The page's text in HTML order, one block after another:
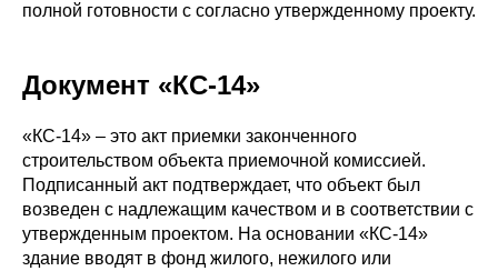
полной готовности с согласно утвержденному проекту.
Документ «КС-14»
«КС-14» – это акт приемки законченного
строительством объекта приемочной комиссией.
Подписанный акт подтверждает, что объект был
возведен с надлежащим качеством и в соответствии с
утвержденным проектом. На основании «КС-14»
здание вводят в фонд жилого, нежилого или